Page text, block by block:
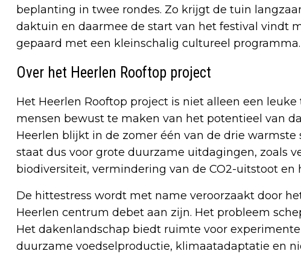
beplanting in twee rondes. Zo krijgt de tuin
daktuin en daarmee de start van het festival vindt
gepaard met een kleinschalig cultureel programma.
Over het Heerlen Rooftop project
Het Heerlen Rooftop project is niet alleen een
mensen bewust te maken van het potentieel van
Heerlen blijkt in de zomer één van de drie warmste
staat dus voor grote duurzame uitdagingen, zoals
biodiversiteit, vermindering van de CO2-uitstoot
De hittestress wordt met name veroorzaakt door
Heerlen centrum debet aan zijn. Het probleem
Het dakenlandschap biedt ruimte voor
duurzame voedselproductie, klimaatadaptatie en